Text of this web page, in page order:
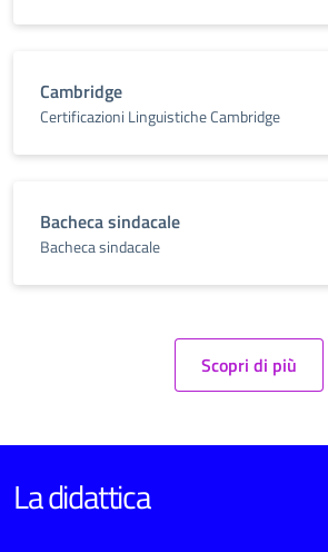
Cambridge
Certificazioni Linguistiche Cambridge
Bacheca sindacale
Bacheca sindacale
Scopri di più
La didattica